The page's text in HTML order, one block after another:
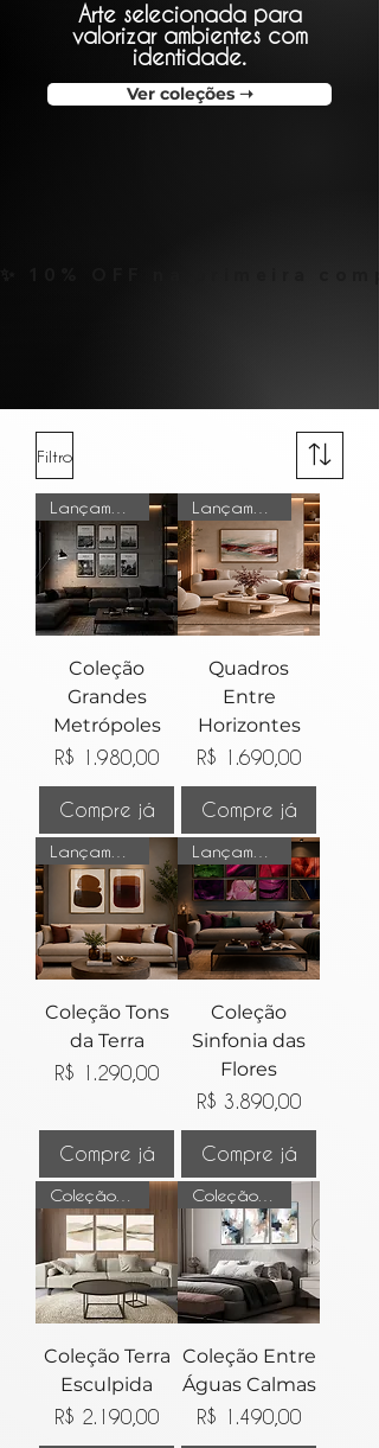
Arte selecionada para
valorizar ambientes com
identidade.
Ver coleções ➝
Filtro
Coleção
Grandes
Metrópoles
Preço
R$ 1.980,00
Compre já
Quadros
Entre
Horizontes
Preço
R$ 1.690,00
Compre já
Coleção Tons
da Terra
Preço
R$ 1.290,00
Compre já
Coleção
Sinfonia das
Flores
Preço
R$ 3.890,00
Compre já
Coleção Terra
Esculpida
Preço
R$ 2.190,00
Coleção Entre
Águas Calmas
Preço
R$ 1.490,00